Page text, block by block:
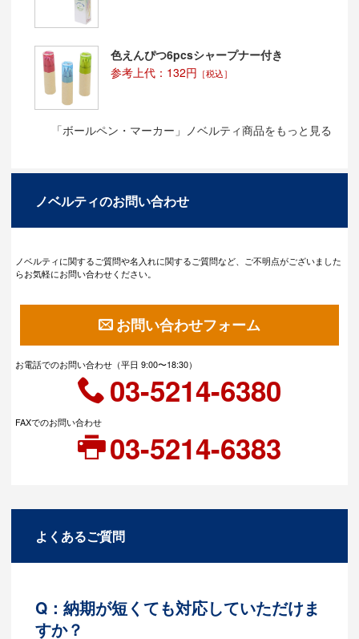
色えんぴつ6pcsシャープナー付き
参考上代：132円 ［税込］
「ボールペン・マーカー」ノベルティ商品をもっと見る
ノベルティのお問い合わせ
ノベルティに関するご質問や名入れに関するご質問など、ご不明点がございました
らお気軽にお問い合わせください。
お問い合わせフォーム
お電話でのお問い合わせ（平日 9:00〜18:30）
03-5214-6380
FAXでのお問い合わせ
03-5214-6383
よくあるご質問
Q：納期が短くても対応していただけま
すか？